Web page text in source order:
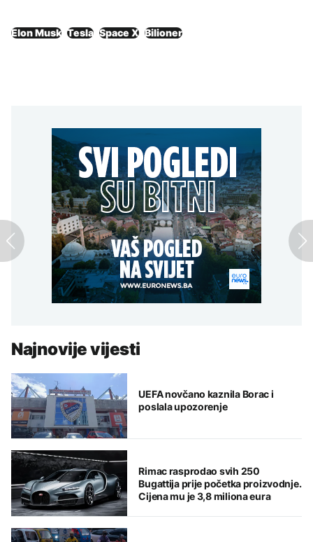
Elon Musk Tesla Space X Bilioner
Najnovije vijesti
UEFA novčano kaznila Borac i
poslala upozorenje
Rimac rasprodao svih 250
Bugattija prije početka proizvodnje.
Cijena mu je 3,8 miliona eura